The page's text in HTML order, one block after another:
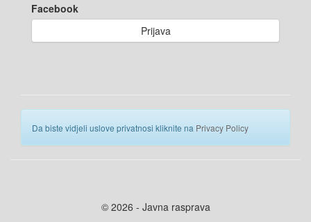
Facebook
Prijava
Da biste vidjeli uslove privatnosi kliknite na Privacy Policy
© 2026 - Javna rasprava